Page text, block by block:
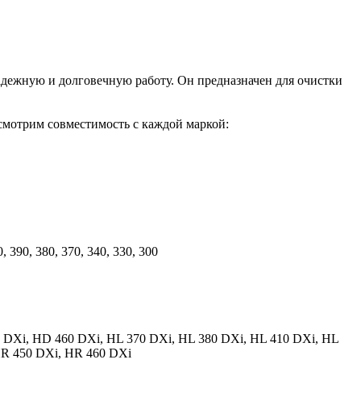
и долговечную работу. Он предназначен для очистки
совместимость с каждой маркой:
390, 380, 370, 340, 330, 300
HD 460 DXi, HL 370 DXi, HL 380 DXi, HL 410 DXi, HL
450 DXi, HR 460 DXi